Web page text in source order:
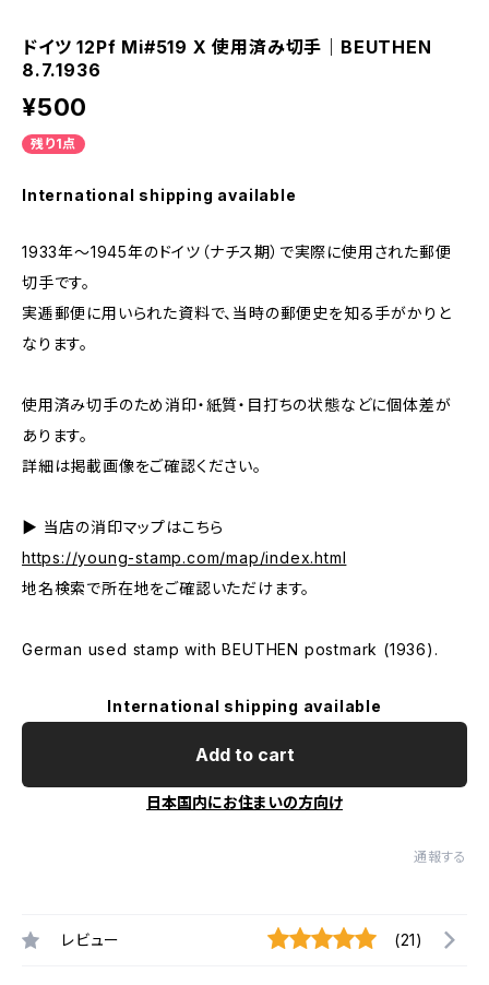
ドイツ 12Pf Mi#519 X 使用済み切手｜BEUTHEN
8.7.1936
¥500
残り1点
International shipping available
1933年～1945年のドイツ（ナチス期）で実際に使用された郵便
切手です。
実逓郵便に用いられた資料で、当時の郵便史を知る手がかりと
なります。
使用済み切手のため消印・紙質・目打ちの状態などに個体差が
あります。
詳細は掲載画像をご確認ください。
▶ 当店の消印マップはこちら
https://young-stamp.com/map/index.html
地名検索で所在地をご確認いただけます。
German used stamp with BEUTHEN postmark (1936).
International shipping available
Add to cart
日本国内にお住まいの方向け
通報する
レビュー (21)